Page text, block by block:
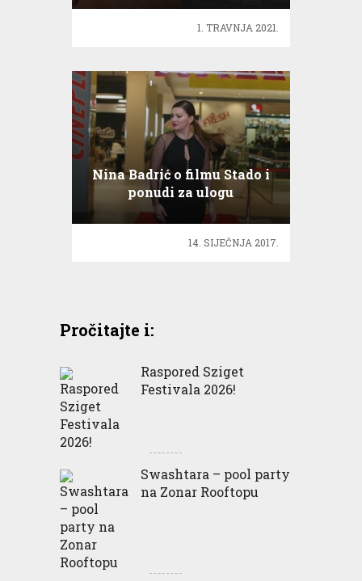
1. TRAVNJA 2021.
Nina Badrić o filmu Stado i
ponudi za ulogu
14. SIJEČNJA 2017.
Pročitajte i:
Raspored Sziget
Festivala 2026!
Swashtara – pool party
na Zonar Rooftopu